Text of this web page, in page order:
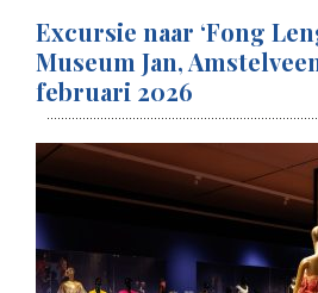
Excursie naar ‘Fong
Museum Jan,
februari 2026